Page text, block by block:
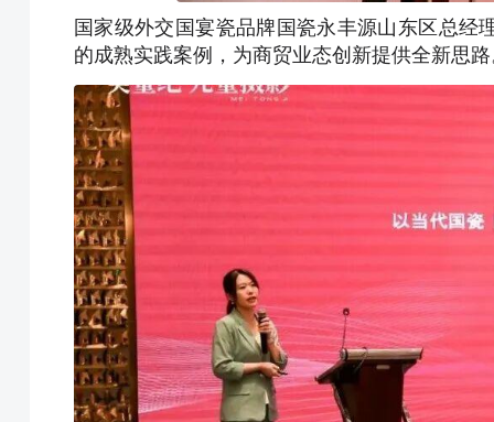
国家级外交国宴瓷品牌国瓷永丰源山东区总经
的成熟实践案例，为商贸业态创新提供全新思